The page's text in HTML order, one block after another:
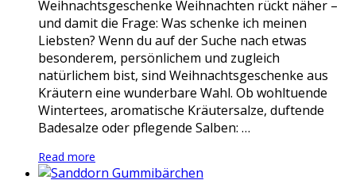
Weihnachtsgeschenke Weihnachten rückt näher –
und damit die Frage: Was schenke ich meinen
Liebsten? Wenn du auf der Suche nach etwas
besonderem, persönlichem und zugleich
natürlichem bist, sind Weihnachtsgeschenke aus
Kräutern eine wunderbare Wahl. Ob wohltuende
Wintertees, aromatische Kräutersalze, duftende
Badesalze oder pflegende Salben: …
Read more